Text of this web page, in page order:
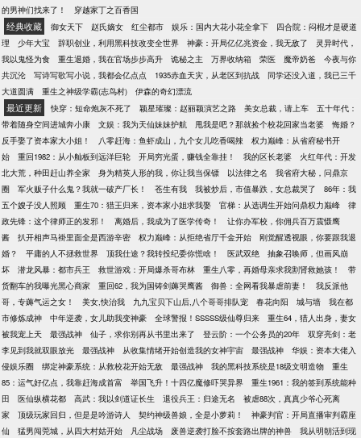
的男神们找来了！
穿越家丁之百香国
经典收藏 御女天下 赵氏嫡女 红尘都市 娱乐：国内大花小花全拿下
四合院：闷棍才是硬道
理
少年大宝 辞职创业，利用黑科技改变全世界 神豪：开局亿亿兆资金，我无敌了
灵异时代，
我以鬼怪为食
重生退婚，我在官场步步高升 诡秘之主 万界收纳箱 荣医 魔帝奶爸
今夜与你
共沉沦
写诗写歌写小说，我都会亿点点 1935赤血天灾，从老区到抗战
同学还没入道，我已三千
大道圆满
重生之神级学霸(志鸟村) 伊森的奇幻漂流
最近更新 快穿：短命炮灰不死了 颖星璀璨：赵丽颖演艺之路 美女总裁，请上车
五十年代：
带着随身空间进城奔小康
文娱：我为天仙妹妹护航 甩我是吧？那就捡个校花回家当老婆
悔婚？
反手娶了资本家大小姐！
八零赶海：鱼虾成山，九个女儿吃香喝辣
权力巅峰：从省府秘书开
始
重回1982：从小舢板到远洋巨轮 开局穷光蛋，赚钱全靠挂！ 我的区长老婆
火红年代：开发
北大荒，种田赶山养全家
身为精英人形的我，你让我当保镖 以法律之名
我省府大秘，问鼎京
圈
军火贩子什么鬼？我就一破产厂长！ 苍生有我 我被炒后，市值暴跌，女总裁哭了
86年：我
五个嫂子没人照顾
重生70：猎王归来，资本家小姐求我娶 官梯：从选调生开始问鼎权力巅峰
律
政先锋：这个律师正的发邪！
离婚后，我成为了医学传奇！
让你办军校，你佣兵百万震慑鹰
酱
扒开相声马褂里面全是西游辛密 权力巅峰：从拒绝省厅千金开始
刚觉醒透视眼，你要跟我退
婚？
平庸的人不拯救世界 顶我仕途？我转投纪委你慌啥！ 医武双绝
抽象召唤师，但画风崩
坏
潜龙风暴：都市兵王 救世游戏：开局爆杀哥布林 重生八零，再婚母亲求我割肾救她孩！
带
货翻车的我曝光黑心商家
重回62，我为国铸剑薅哭鹰酱 御兽：全网看我暴虐前妻！
我反派他
哥，专薅气运之女！
美女,快治我 九九宝贝下山后,八个哥哥排队宠 春花向阳 城与墙
我在都
市修炼成神
中年逆袭，女儿助我变神豪 全球警报！SSSSS级仙尊归来
重生64，猎人出身，妻女
被我宠上天
最强战神 仙子，求你别再从书里出来了 登云阶：一个公务员的20年
双穿亮剑：老
李见到我就双眼放光
最强战神 从收集情绪开始创造我的女神宇宙 最强战神
华娱：资本大佬入
侵娱乐圈
绑定神豪系统：从救校花开始无敌 最强战神 我的黑科技系统是18级文明造物
重生
85：运气好亿点，我靠赶海成首富
举国飞升！十四亿魔修吓哭异界
重生1961：我的签到系统能种
田
医仙纵横花都 高武：我以剑道证长生 退役兵王：归途无名
被虐88次，真真少爷心死离
家
顶级玩家回归，但是是吟游诗人 契约神级兽娘，全是小萝莉！
神豪判官：开局直播审判霸座
仙
猛男闯莞城，从四大村姑开始 凡尘战场 废兽逆袭打脸不按套路出牌的神兽
我从明朝活到现